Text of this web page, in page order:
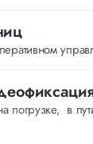
погрузке, в